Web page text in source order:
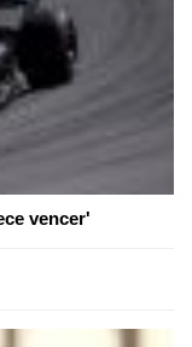
vencer'